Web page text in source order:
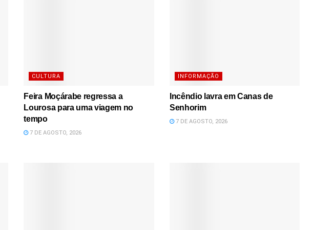
CULTURA
Feira Moçárabe regressa a
Lourosa para uma viagem no
tempo
7 DE AGOSTO, 2026
INFORMAÇÃO
Incêndio lavra em Canas de
Senhorim
7 DE AGOSTO, 2026